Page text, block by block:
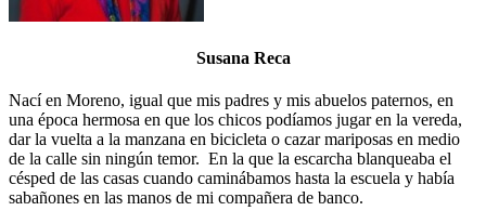
Susana Reca
Nací en Moreno, igual que mis padres y mis abuelos paternos, en
una época hermosa en que los chicos podíamos jugar en la vereda,
dar la vuelta a la manzana en bicicleta o cazar mariposas en medio
de la calle sin ningún temor. En la que la escarcha blanqueaba el
césped de las casas cuando caminábamos hasta la escuela y había
sabañones en las manos de mi compañera de banco.